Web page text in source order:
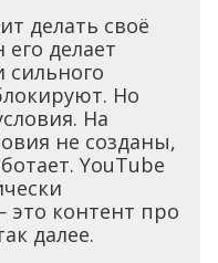
делать своё
его делает
сильного
Но
На
не созданы,
YouTube
контент про
далее.